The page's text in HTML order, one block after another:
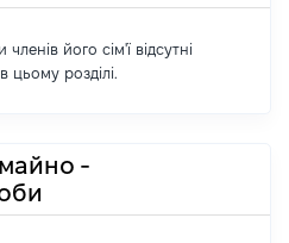
його сім'ї відсутні
цьому розділі.
-